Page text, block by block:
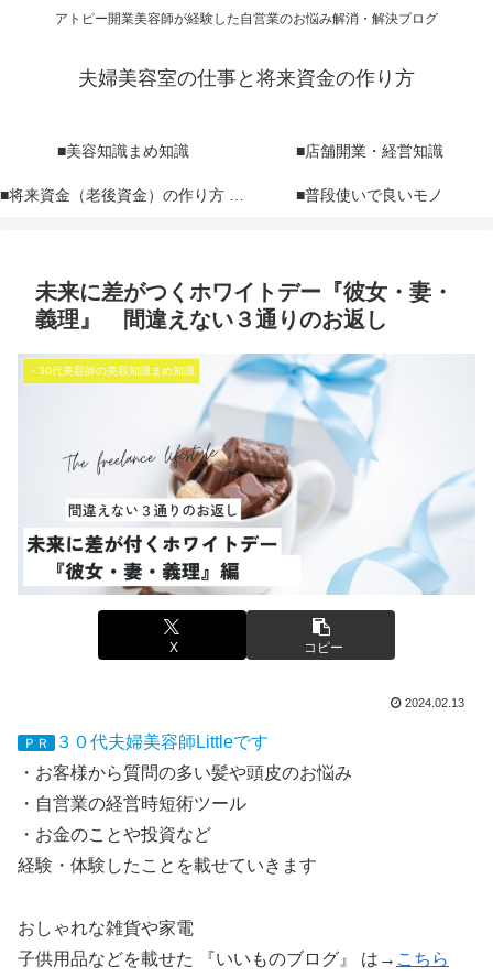
アトピー開業美容師が経験した自営業のお悩み解消・解決ブログ
夫婦美容室の仕事と将来資金の作り方
■美容知識まめ知識 ■店舗開業・経営知識
■将来資金（老後資金）の作り方 NISA iDeCo 投資 ■普段使いで良いモノ
未来に差がつくホワイトデー『彼女・妻・
義理』 間違えない３通りのお返し
・30代美容師の美容知識まめ知識
X コピー
2024.02.13
ＰＲ
３０代夫婦美容師Littleです
・お客様から質問の多い髪や頭皮のお悩み
・自営業の経営時短術ツール
・お金のことや投資など
経験・体験したことを載せていきます
おしゃれな雑貨や家電
子供用品などを載せた 『いいものブログ』 は→ こちら